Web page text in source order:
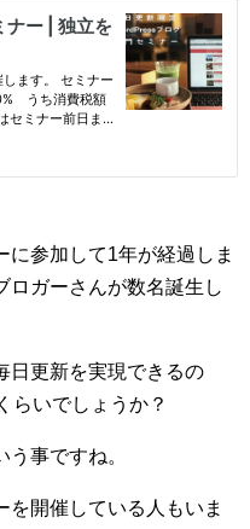
参加して1年が経過しま
ロガーさんが数名誕生し
日更新を実現できるの
らいでしょうか？
事ですね。
開催している人もいま